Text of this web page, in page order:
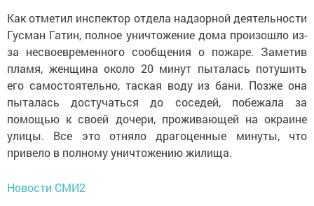
Как отметил инспектор отдела надзорной деятельности
Гусман Гатин, полное уничтожение дома произошло из-
за несвоевременного сообщения о пожаре. Заметив
пламя, женщина около 20 минут пыталась потушить
его самостоятельно, таская воду из бани. Позже она
пыталась достучаться до соседей, побежала за
помощью к своей дочери, проживающей на окраине
улицы. Все это отняло драгоценные минуты, что
привело в полному уничтожению жилища.
Новости СМИ2